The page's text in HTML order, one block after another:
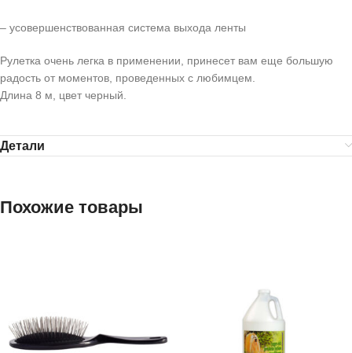
– усовершенствованная система выхода ленты
Рулетка очень легка в применении, принесет вам еще большую
радость от моментов, проведенных с любимцем.
Длина 8 м, цвет черный.
Детали
Похожие товары